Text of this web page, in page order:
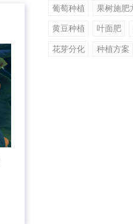
葡萄种植 果树施肥
黄豆种植 叶面肥
花芽分化 种植方案